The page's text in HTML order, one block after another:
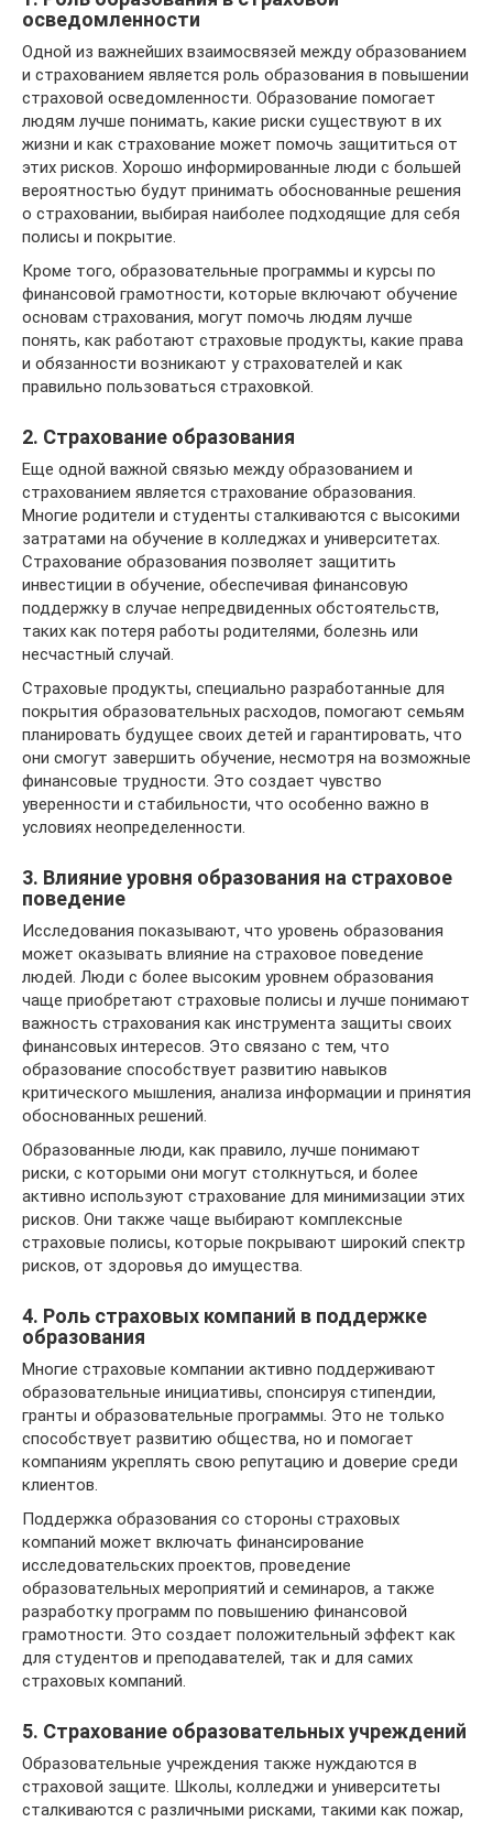
осведомленности
Одной из важнейших взаимосвязей между образованием
и страхованием является роль образования в повышении
страховой осведомленности. Образование помогает
людям лучше понимать, какие риски существуют в их
жизни и как страхование может помочь защититься от
этих рисков. Хорошо информированные люди с большей
вероятностью будут принимать обоснованные решения
о страховании, выбирая наиболее подходящие для себя
полисы и покрытие.
Кроме того, образовательные программы и курсы по
финансовой грамотности, которые включают обучение
основам страхования, могут помочь людям лучше
понять, как работают страховые продукты, какие права
и обязанности возникают у страхователей и как
правильно пользоваться страховкой.
2. Страхование образования
Еще одной важной связью между образованием и
страхованием является страхование образования.
Многие родители и студенты сталкиваются с высокими
затратами на обучение в колледжах и университетах.
Страхование образования позволяет защитить
инвестиции в обучение, обеспечивая финансовую
поддержку в случае непредвиденных обстоятельств,
таких как потеря работы родителями, болезнь или
несчастный случай.
Страховые продукты, специально разработанные для
покрытия образовательных расходов, помогают семьям
планировать будущее своих детей и гарантировать, что
они смогут завершить обучение, несмотря на возможные
финансовые трудности. Это создает чувство
уверенности и стабильности, что особенно важно в
условиях неопределенности.
3. Влияние уровня образования на страховое
поведение
Исследования показывают, что уровень образования
может оказывать влияние на страховое поведение
людей. Люди с более высоким уровнем образования
чаще приобретают страховые полисы и лучше понимают
важность страхования как инструмента защиты своих
финансовых интересов. Это связано с тем, что
образование способствует развитию навыков
критического мышления, анализа информации и принятия
обоснованных решений.
Образованные люди, как правило, лучше понимают
риски, с которыми они могут столкнуться, и более
активно используют страхование для минимизации этих
рисков. Они также чаще выбирают комплексные
страховые полисы, которые покрывают широкий спектр
рисков, от здоровья до имущества.
4. Роль страховых компаний в поддержке
образования
Многие страховые компании активно поддерживают
образовательные инициативы, спонсируя стипендии,
гранты и образовательные программы. Это не только
способствует развитию общества, но и помогает
компаниям укреплять свою репутацию и доверие среди
клиентов.
Поддержка образования со стороны страховых
компаний может включать финансирование
исследовательских проектов, проведение
образовательных мероприятий и семинаров, а также
разработку программ по повышению финансовой
грамотности. Это создает положительный эффект как
для студентов и преподавателей, так и для самих
страховых компаний.
5. Страхование образовательных учреждений
Образовательные учреждения также нуждаются в
страховой защите. Школы, колледжи и университеты
сталкиваются с различными рисками, такими как пожар,